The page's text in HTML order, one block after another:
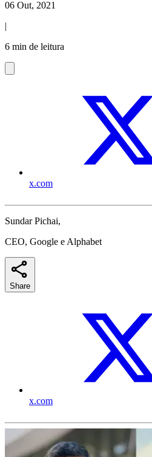
06 Out, 2021
|
6 min de leitura
x.com
Sundar Pichai,
CEO, Google e Alphabet
Share
x.com